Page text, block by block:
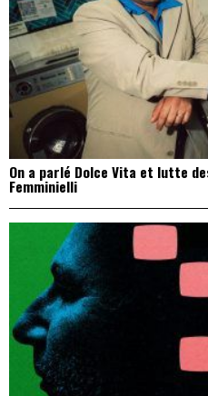
On a parlé Dolce Vita et lutte
Femminielli